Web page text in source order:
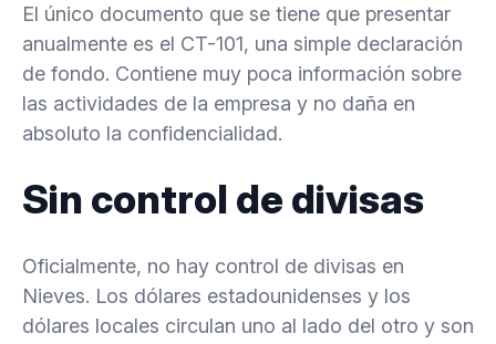
El único documento que se tiene que presentar
anualmente es el CT-101, una simple declaración
de fondo. Contiene muy poca información sobre
las actividades de la empresa y no daña en
absoluto la confidencialidad.
Sin control de divisas
Oficialmente, no hay control de divisas en
Nieves. Los dólares estadounidenses y los
dólares locales circulan uno al lado del otro y son